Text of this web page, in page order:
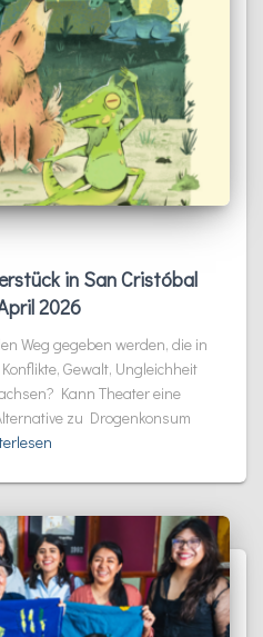
in San Cristóbal
2026
Weg gegeben werden, die in
Gewalt, Ungleichheit
Kann Theater eine
zu Drogenkonsum